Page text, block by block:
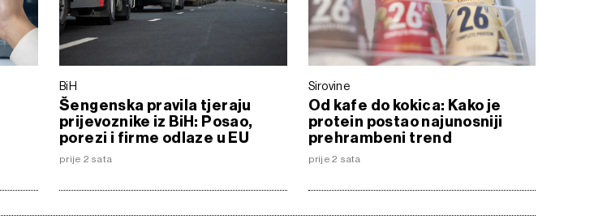
BiH
Šengenska pravila tjeraju
prijevoznike iz BiH: Posao,
porezi i firme odlaze u EU
prije 2 sata
Sirovine
Od kafe do kokica: Kako je
protein postao najunosniji
prehrambeni trend
prije 2 sata